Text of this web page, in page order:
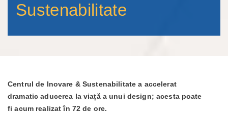
Sustenabilitate
Centrul de Inovare & Sustenabilitate a accelerat
dramatic aducerea la viață a unui design; acesta poate
fi acum realizat în 72 de ore.